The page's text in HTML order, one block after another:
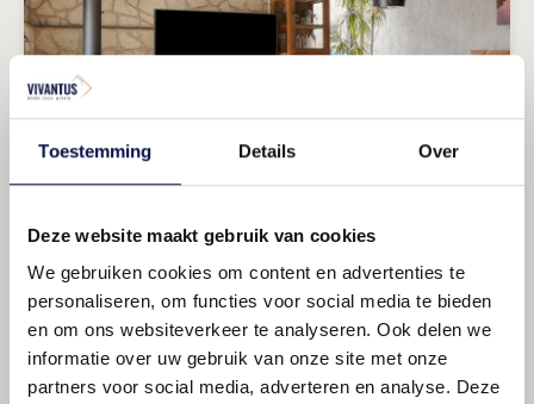
Toestemming Details Over
Deze website maakt gebruik van cookies
We gebruiken cookies om content en advertenties te
personaliseren, om functies voor social media te bieden
en om ons websiteverkeer te analyseren. Ook delen we
informatie over uw gebruik van onze site met onze
partners voor social media, adverteren en analyse. Deze
Tuingerichte woonkamer
Ga lekker zitten